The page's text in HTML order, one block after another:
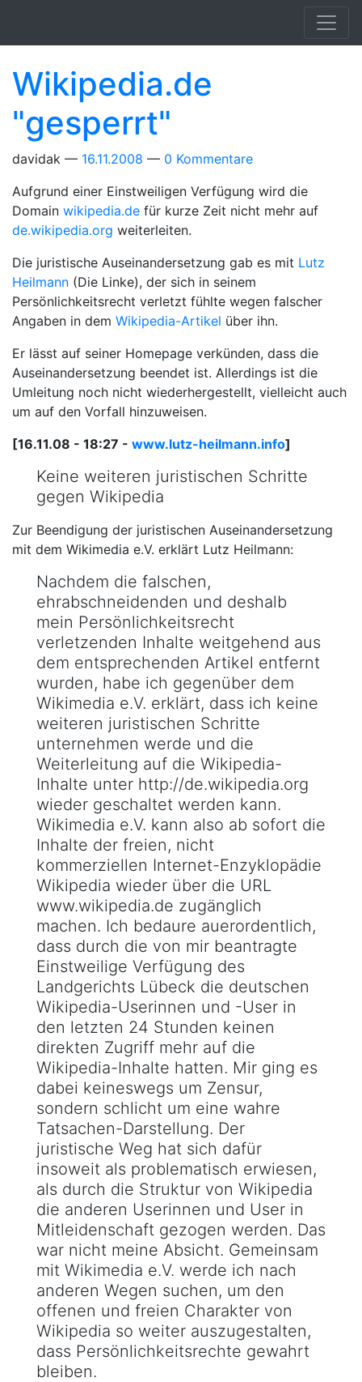
Wikipedia.de
"gesperrt"
davidak 16.11.2008
0 Kommentare
Aufgrund einer Einstweiligen Verfügung wird die
Domain wikipedia.de für kurze Zeit nicht mehr auf
de.wikipedia.org weiterleiten.
Die juristische Auseinandersetzung gab es mit Lutz
Heilmann (Die Linke), der sich in seinem
Persönlichkeitsrecht verletzt fühlte wegen falscher
Angaben in dem Wikipedia-Artikel über ihn.
Er lässt auf seiner Homepage verkünden, dass die
Auseinandersetzung beendet ist. Allerdings ist die
Umleitung noch nicht wiederhergestellt, vielleicht auch
um auf den Vorfall hinzuweisen.
[16.11.08 - 18:27 - www.lutz-heilmann.info]
Keine weiteren juristischen Schritte
gegen Wikipedia
Zur Beendigung der juristischen Auseinandersetzung
mit dem Wikimedia e.V. erklärt Lutz Heilmann:
Nachdem die falschen,
ehrabschneidenden und deshalb
mein Persönlichkeitsrecht
verletzenden Inhalte weitgehend aus
dem entsprechenden Artikel entfernt
wurden, habe ich gegenüber dem
Wikimedia e.V. erklärt, dass ich keine
weiteren juristischen Schritte
unternehmen werde und die
Weiterleitung auf die Wikipedia-
Inhalte unter http://de.wikipedia.org
wieder geschaltet werden kann.
Wikimedia e.V. kann also ab sofort die
Inhalte der freien, nicht
kommerziellen Internet-Enzyklopädie
Wikipedia wieder über die URL
www.wikipedia.de zugänglich
machen. Ich bedaure auerordentlich,
dass durch die von mir beantragte
Einstweilige Verfügung des
Landgerichts Lübeck die deutschen
Wikipedia-Userinnen und -User in
den letzten 24 Stunden keinen
direkten Zugriff mehr auf die
Wikipedia-Inhalte hatten. Mir ging es
dabei keineswegs um Zensur,
sondern schlicht um eine wahre
Tatsachen-Darstellung. Der
juristische Weg hat sich dafür
insoweit als problematisch erwiesen,
als durch die Struktur von Wikipedia
die anderen Userinnen und User in
Mitleidenschaft gezogen werden. Das
war nicht meine Absicht. Gemeinsam
mit Wikimedia e.V. werde ich nach
anderen Wegen suchen, um den
offenen und freien Charakter von
Wikipedia so weiter auszugestalten,
dass Persönlichkeitsrechte gewahrt
bleiben.